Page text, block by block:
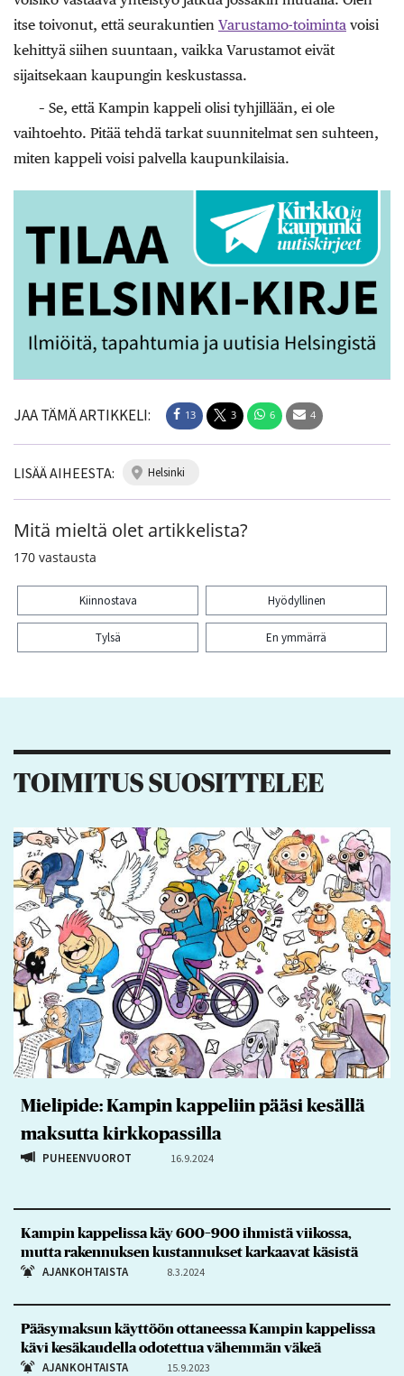
itse toivonut, että seurakuntien Varustamo-toiminta voisi
kehittyä siihen suuntaan, vaikka Varustamot eivät
sijaitsekaan kaupungin keskustassa.
– Se, että Kampin kappeli olisi tyhjillään, ei ole
vaihtoehto. Pitää tehdä tarkat suunnitelmat sen suhteen,
miten kappeli voisi palvella kaupunkilaisia.
JAA TÄMÄ ARTIKKELI: 13 3 6 4
LISÄÄ AIHEESTA: helsinki
Mitä mieltä olet artikkelista?
170 vastausta
Kiinnostava Hyödyllinen
Tylsä En ymmärrä
TOIMITUS SUOSITTELEE
Mielipide: Kampin kappeliin pääsi kesällä
maksutta kirkkopassilla
PUHEENVUOROT 16.9.2024
Kampin kappelissa käy 600–900 ihmistä viikossa,
mutta rakennuksen kustannukset karkaavat käsistä
AJANKOHTAISTA 8.3.2024
Pääsymaksun käyttöön ottaneessa Kampin kappelissa
kävi kesäkaudella odotettua vähemmän väkeä
AJANKOHTAISTA 15.9.2023